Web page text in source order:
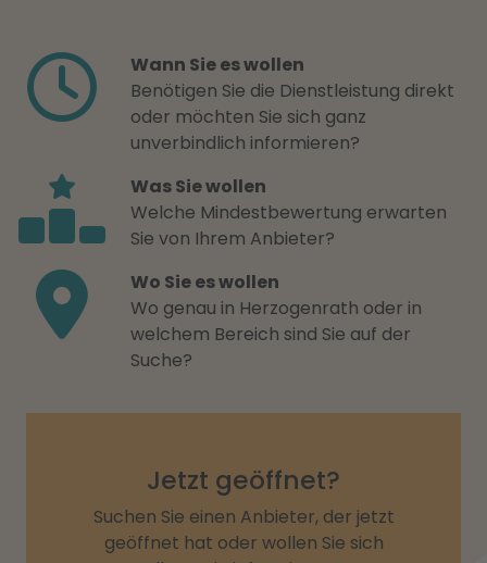
Wann Sie es wollen
Benötigen Sie die Dienstleistung direkt
oder möchten Sie sich ganz
unverbindlich informieren?
Was Sie wollen
Welche Mindestbewertung erwarten
Sie von Ihrem Anbieter?
Wo Sie es wollen
Wo genau in Herzogenrath oder in
welchem Bereich sind Sie auf der
Suche?
Jetzt geöffnet?
Suchen Sie einen Anbieter, der jetzt
geöffnet hat oder wollen Sie sich